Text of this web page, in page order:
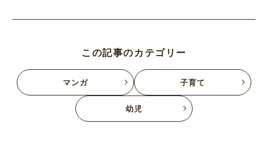
この記事のカテゴリー
マンガ 子育て
幼児